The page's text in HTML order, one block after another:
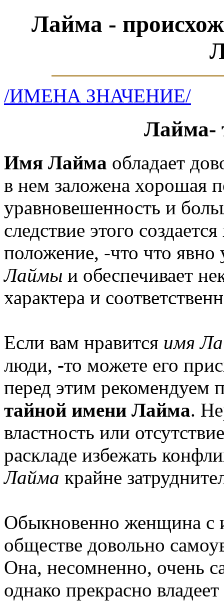
Лайма -
/ИМЕНА ЗНАЧЕНИЕ/
Лайма-
Имя Лайма обладает
в нем заложена хорошая
уравновешенность и
следствие этого
положение, -что что явно
Лаймы и обеспечивает
характера и
Если вам нравится имя
люди, -то можете его
перед этим рекомендуем
тайной имени Лайма.
властность или
раскладе избежать
Лайма крайне
Обыкновенно женщина с
обществе довольно
Она, несомненно, очень
однако прекрасно